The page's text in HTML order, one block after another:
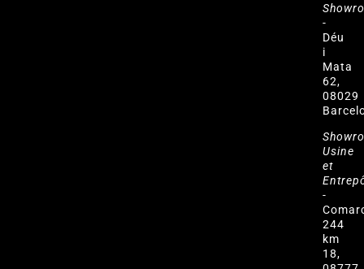
-
Déu
i
Mata
62,
08029
Usine
et
-
244
km
18,